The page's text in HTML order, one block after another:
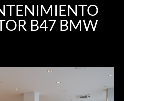
B47 BMW